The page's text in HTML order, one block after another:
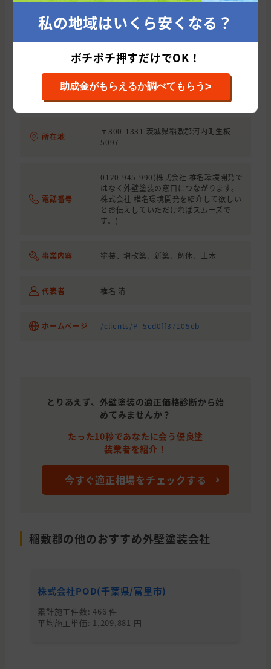
茨城県 牛久市
外壁の塗装, 雨漏り・防水, わ
茨城県
守谷市
外壁の塗装
常総市
外壁の塗装, 雨漏り・防水
千葉県
佐倉市
外壁と屋根の塗装, わからない
茨城県
つくば市
外壁と屋根の塗装
無料 見積もりを依頼する
施工店概要
所在地
〒300-1331 茨城県稲敷郡河内町生板
5097
電話番号
0120-945-990(株式会社 椎名環境開発 で
はなく外壁塗装の窓口につながります。
株式会社 椎名環境開発 を紹介して欲しい
とお伝えしていただければスムーズで
す。)
事業内容 塗装、増改築、新築、解体、土木
代表者 椎名 清
ホームページ /clients/P_5cd0ff37105eb
とりあえず、外壁塗装の適正価格診断から始
めてみませんか？
たった10秒であなたに会う優良塗
装業者を紹介！
今すぐ適正相場をチェックする
稲敷郡の他のおすすめ外壁塗装会社
株式会社POD(千葉県/富里市)
累計施工件数: 466 件
平均施工単価: 1,209,881 円
私の地域はいくら安くなる？
ポチポチ押すだけでOK！
助成金がもらえるか調べてもらう>